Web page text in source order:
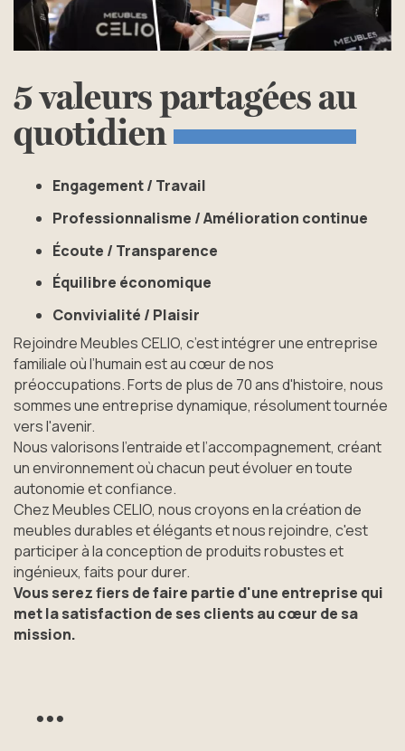
5valeurspartagéesau
quotidien
Engagement / Travail
Professionnalisme / Amélioration continue
Écoute / Transparence
Équilibre économique
Convivialité / Plaisir
Rejoindre Meubles CELIO, c’est intégrer une entreprise
familiale où l’humain est au cœur de nos
préoccupations. Forts de plus de 70 ans d'histoire, nous
sommes une entreprise dynamique, résolument tournée
vers l'avenir.
Nous valorisons l’entraide et l’accompagnement, créant
un environnement où chacun peut évoluer en toute
autonomie et confiance.
Chez Meubles CELIO, nous croyons en la création de
meubles durables et élégants et nous rejoindre, c'est
participer à la conception de produits robustes et
ingénieux, faits pour durer.
Vous serez fiers de faire partie d'une entreprise qui
met la satisfaction de ses clients au cœur de sa
mission.
...